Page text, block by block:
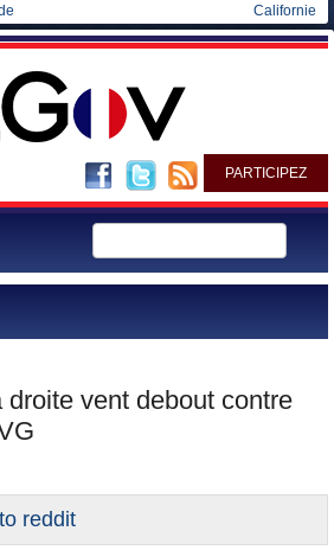
Californie
PARTICIPEZ
droite vent debout contre